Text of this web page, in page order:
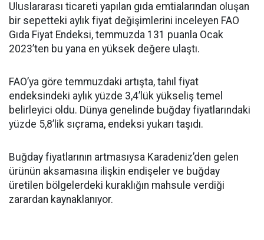
Uluslararası ticareti yapılan gıda emtialarından oluşan
bir sepetteki aylık fiyat değişimlerini inceleyen FAO
Gıda Fiyat Endeksi, temmuzda 131 puanla Ocak
2023’ten bu yana en yüksek değere ulaştı.
FAO’ya göre temmuzdaki artışta, tahıl fiyat
endeksindeki aylık yüzde 3,4’lük yükseliş temel
belirleyici oldu. Dünya genelinde buğday fiyatlarındaki
yüzde 5,8’lik sıçrama, endeksi yukarı taşıdı.
Buğday fiyatlarının artmasıysa Karadeniz’den gelen
ürünün aksamasına ilişkin endişeler ve buğday
üretilen bölgelerdeki kuraklığın mahsule verdiği
zarardan kaynaklanıyor.